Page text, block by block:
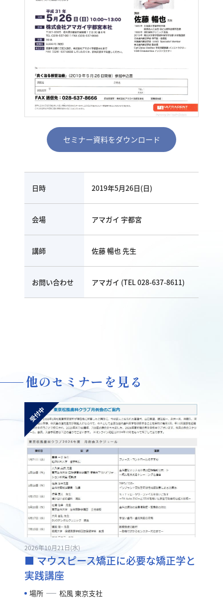
セミナー資料をダウンロード
日時 2019年5月26日(日)
会場 アマガイ 宇都宮
講師 佐藤 暢也 先生
お問い合わせ アマガイ (TEL 028-637-8611)
他のセミナーを見る
2026年10月21日(水)
■ マウスピース矯正に必要な矯正学と
実践講座
場所 松風 東京支社